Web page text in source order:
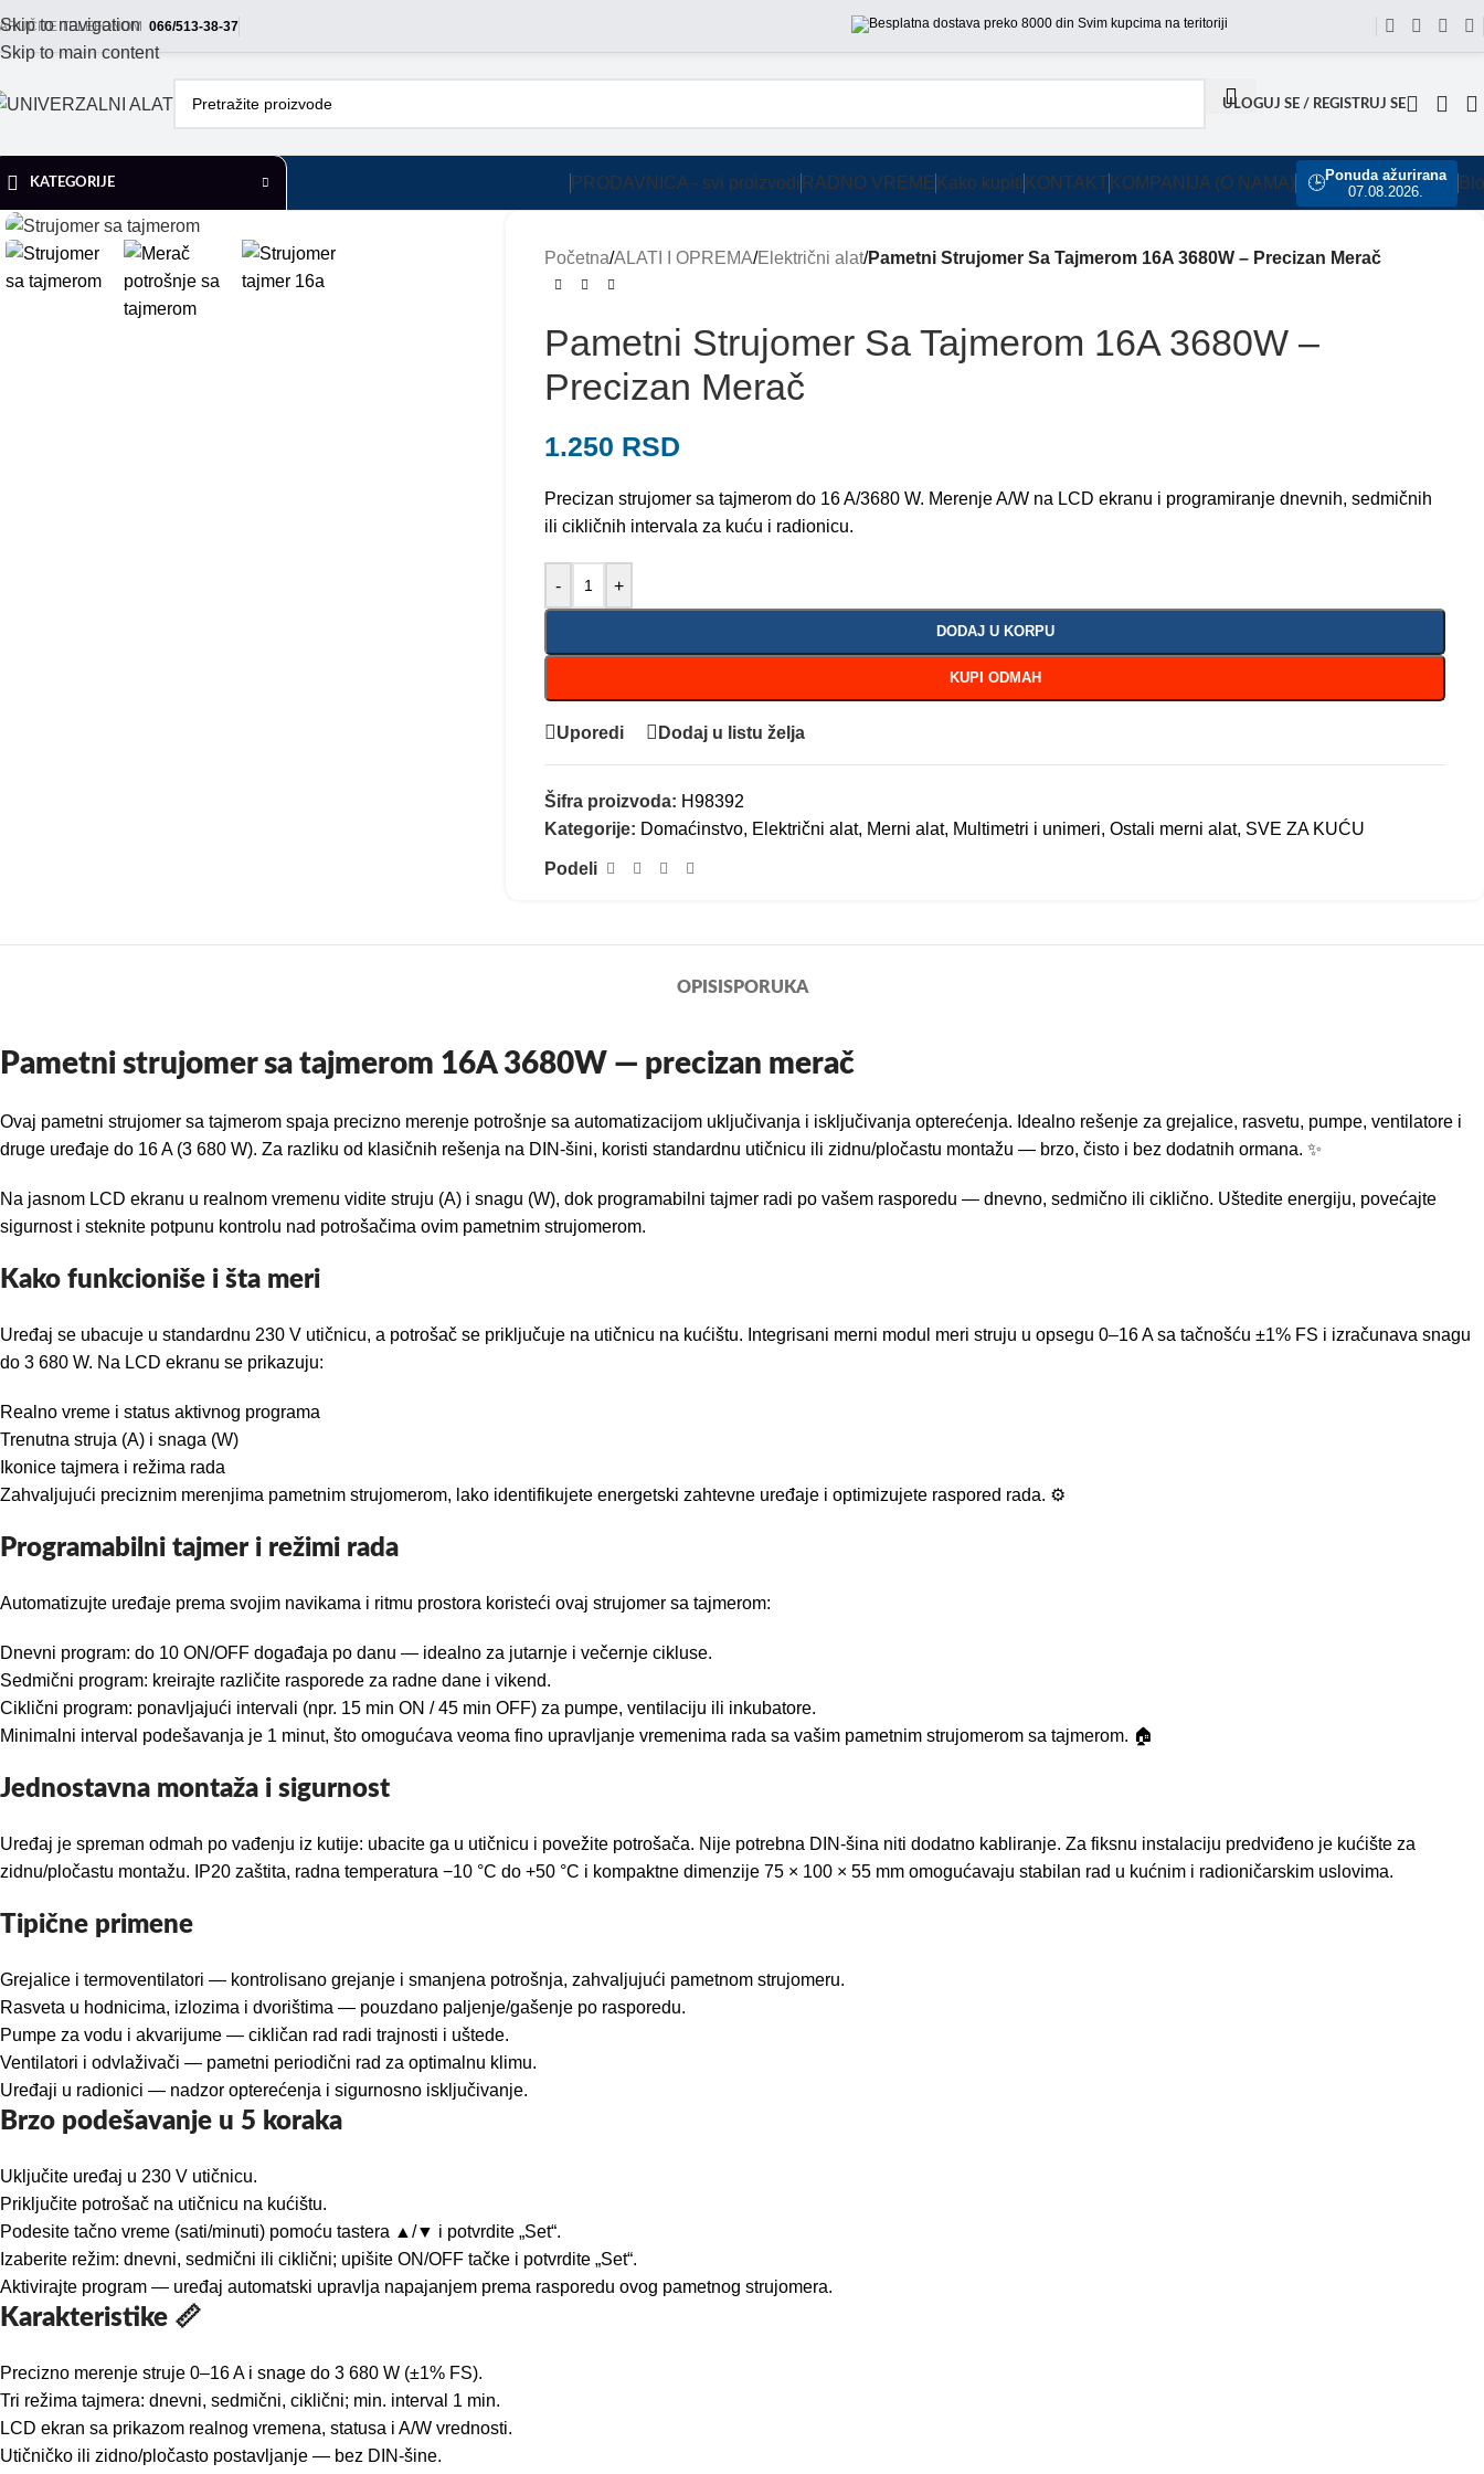
Skip to navigation
Skip to main content
TELEFONOM 066/513-38-37 Svim kupcima na teritoriji Srbije omogućili smo besplatnu dostavu za
ULOGUJ SE / REGISTRUJ SE
KATEGORIJE PRODAVNICA - svi proizvodi RADNO VREME Kako kupiti KONTAKT KOMPANIJA (O NAMA) 🕒Ponuda ažurirana
07.08.2026.
Početna/ALATI I OPREMA/Električni alat/Pametni Strujomer Sa Tajmerom 16A 3680W – Precizan Merač
Pametni Strujomer Sa Tajmerom 16A 3680W –
Precizan Merač
1.250 RSD
Precizan strujomer sa tajmerom do 16 A/3680 W. Merenje A/W na LCD ekranu i programiranje dnevnih, sedmičnih
ili cikličnih intervala za kuću i radionicu.
- +
DODAJ U KORPU
KUPI ODMAH
Uporedi Dodaj u listu želja
Šifra proizvoda: H98392
Kategorije: Domaćinstvo, Električni alat, Merni alat, Multimetri i unimeri, Ostali merni alat, SVE ZA KUĆU
Podeli
OPISISPORUKA
Pametni strujomer sa tajmerom 16A 3680W — precizan merač
Ovaj pametni strujomer sa tajmerom spaja precizno merenje potrošnje sa automatizacijom uključivanja i isključivanja opterećenja. Idealno rešenje za grejalice, rasvetu, pumpe, ventilatore i
druge uređaje do 16 A (3 680 W). Za razliku od klasičnih rešenja na DIN-šini, koristi standardnu utičnicu ili zidnu/pločastu montažu — brzo, čisto i bez dodatnih ormana. ✨
Na jasnom LCD ekranu u realnom vremenu vidite struju (A) i snagu (W), dok programabilni tajmer radi po vašem rasporedu — dnevno, sedmično ili ciklično. Uštedite energiju, povećajte
sigurnost i steknite potpunu kontrolu nad potrošačima ovim pametnim strujomerom.
Kako funkcioniše i šta meri
Uređaj se ubacuje u standardnu 230 V utičnicu, a potrošač se priključuje na utičnicu na kućištu. Integrisani merni modul meri struju u opsegu 0–16 A sa tačnošću ±1% FS i izračunava snagu
do 3 680 W. Na LCD ekranu se prikazuju:
Realno vreme i status aktivnog programa
Trenutna struja (A) i snaga (W)
Ikonice tajmera i režima rada
Zahvaljujući preciznim merenjima pametnim strujomerom, lako identifikujete energetski zahtevne uređaje i optimizujete raspored rada. ⚙️
Programabilni tajmer i režimi rada
Automatizujte uređaje prema svojim navikama i ritmu prostora koristeći ovaj strujomer sa tajmerom:
Dnevni program: do 10 ON/OFF događaja po danu — idealno za jutarnje i večernje cikluse.
Sedmični program: kreirajte različite rasporede za radne dane i vikend.
Ciklični program: ponavljajući intervali (npr. 15 min ON / 45 min OFF) za pumpe, ventilaciju ili inkubatore.
Minimalni interval podešavanja je 1 minut, što omogućava veoma fino upravljanje vremenima rada sa vašim pametnim strujomerom sa tajmerom. 🏠
Jednostavna montaža i sigurnost
Uređaj je spreman odmah po vađenju iz kutije: ubacite ga u utičnicu i povežite potrošača. Nije potrebna DIN-šina niti dodatno kabliranje. Za fiksnu instalaciju predviđeno je kućište za
zidnu/pločastu montažu. IP20 zaštita, radna temperatura −10 °C do +50 °C i kompaktne dimenzije 75 × 100 × 55 mm omogućavaju stabilan rad u kućnim i radioničarskim uslovima.
Tipične primene
Grejalice i termoventilatori — kontrolisano grejanje i smanjena potrošnja, zahvaljujući pametnom strujomeru.
Rasveta u hodnicima, izlozima i dvorištima — pouzdano paljenje/gašenje po rasporedu.
Pumpe za vodu i akvarijume — cikličan rad radi trajnosti i uštede.
Ventilatori i odvlaživači — pametni periodični rad za optimalnu klimu.
Uređaji u radionici — nadzor opterećenja i sigurnosno isključivanje.
Brzo podešavanje u 5 koraka
Uključite uređaj u 230 V utičnicu.
Priključite potrošač na utičnicu na kućištu.
Podesite tačno vreme (sati/minuti) pomoću tastera ▲/▼ i potvrdite „Set“.
Izaberite režim: dnevni, sedmični ili ciklični; upišite ON/OFF tačke i potvrdite „Set“.
Aktivirajte program — uređaj automatski upravlja napajanjem prema rasporedu ovog pametnog strujomera.
Karakteristike 📏
Precizno merenje struje 0–16 A i snage do 3 680 W (±1% FS).
Tri režima tajmera: dnevni, sedmični, ciklični; min. interval 1 min.
LCD ekran sa prikazom realnog vremena, statusa i A/W vrednosti.
Utičničko ili zidno/pločasto postavljanje — bez DIN-šine.